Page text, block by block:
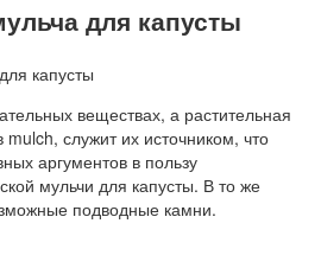
для капусты
веществах, а растительная
служит их источником, что
аргументов в пользу
мульчи для капусты. В то же
подводные камни.